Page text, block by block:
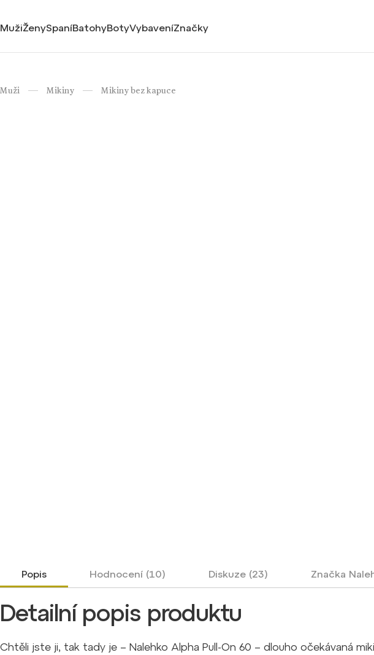
MužiŽenySpaníBatohyBotyVybaveníZnačky
Muži / Mikiny / Mikiny bez kapuce
Popis Hodnocení (10) Diskuze (23) Značka
Detailní popis produktu
Chtěli jste ji, tak tady je – Nalehko Alpha Pull-On 60 – dlouho očekávaná